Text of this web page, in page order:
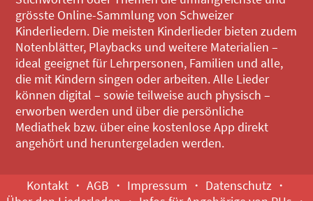
grösste Online-Sammlung von Schweizer
Kinderliedern. Die meisten Kinderlieder bieten zudem
Notenblätter, Playbacks und weitere Materialien –
ideal geeignet für Lehrpersonen, Familien und alle,
die mit Kindern singen oder arbeiten. Alle Lieder
können digital – sowie teilweise auch physisch –
erworben werden und über die persönliche
Mediathek bzw. über eine kostenlose App direkt
angehört und heruntergeladen werden.
Kontakt AGB Impressum
Datenschutz